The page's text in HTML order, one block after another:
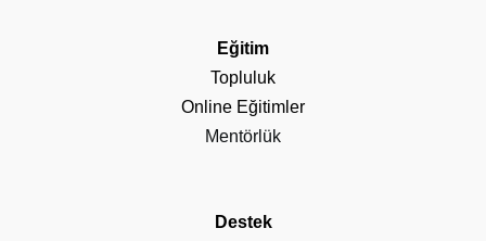
Eğitim
Topluluk
Online Eğitimler
Mentörlük
Destek